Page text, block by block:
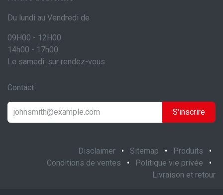
Du lundi au Vendredi de
09H00 - 12H00
14h00 - 17h00
Le samedi: sur rendez-vous
Contact
S'inscrire
Disclaimer • Sitemap • Produits
•
Conditions de ventes
• Politique vie privée
•
Livraison et retour